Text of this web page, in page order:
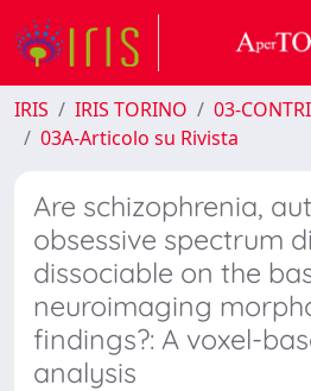
IRIS IRIS TORINO
03-
03A-Articolo su Rivista
Are schizophrenia,
obsessive spectrum
dissociable on the
neuroimaging
findings?: A voxel-
analysis